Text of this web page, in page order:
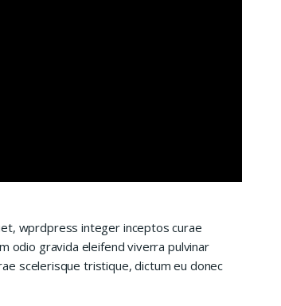
wprdpress integer inceptos curae
odio gravida eleifend viverra pulvinar
scelerisque tristique, dictum eu donec